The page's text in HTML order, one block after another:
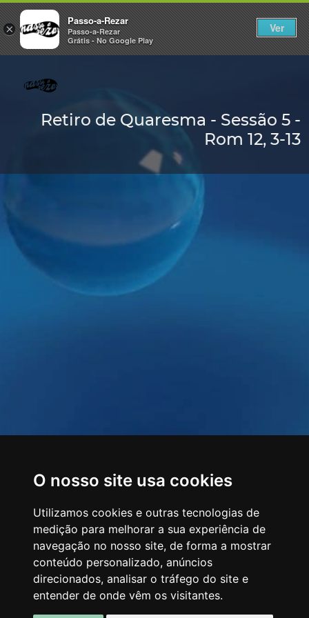
O nosso site usa cookies
Utilizamos cookies e outras tecnologias de
medição para melhorar a sua experiência de
navegação no nosso site, de forma a mostrar
conteúdo personalizado, anúncios
direcionados, analisar o tráfego do site e
entender de onde vêm os visitantes.
×
Passo-a-Rezar
Passo-a-Rezar
Grátis - No Google Play
Ver
Retiro de Quaresma - Sessão 5 -
Rom 12, 3-13